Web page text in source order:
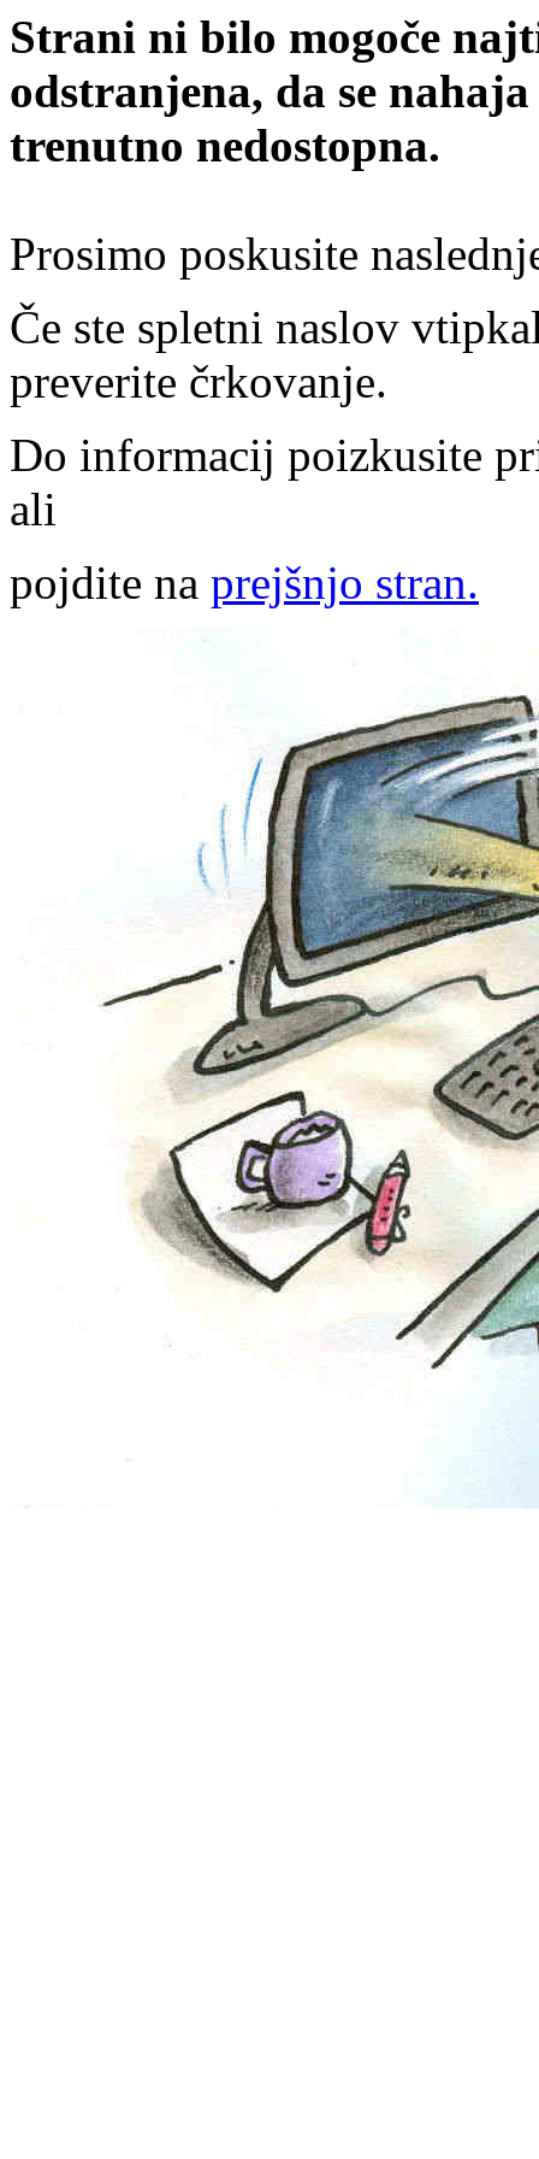
Strani ni bilo mogoče
odstranjena, da se
trenutno nedostopna.
Prosimo poskusite
Če ste spletni naslov
preverite črkovanje.
Do informacij poizkusite
ali
pojdite na prejšnjo stran.